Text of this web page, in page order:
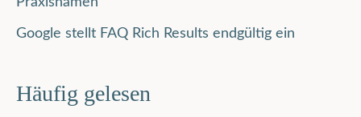
Google stellt FAQ Rich Results endgültig ein
Häufig gelesen